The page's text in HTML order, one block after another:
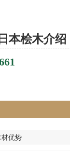
日本桧木介绍
优势